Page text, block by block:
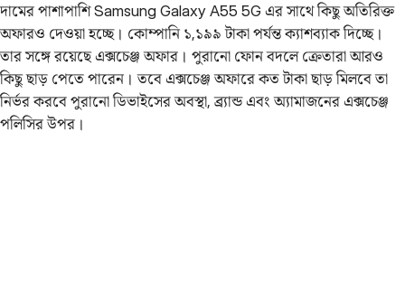
দামের পাশাপাশি Samsung Galaxy A55 5G এর সাথে কিছু অতিরিক্ত
অফারও দেওয়া হচ্ছে। কোম্পানি ১,১৯৯ টাকা পর্যন্ত ক্যাশব্যাক দিচ্ছে।
তার সঙ্গে রয়েছে এক্সচেঞ্জ অফার। পুরানো ফোন বদলে ক্রেতারা আরও
কিছু ছাড় পেতে পারেন। তবে এক্সচেঞ্জ অফারে কত টাকা ছাড় মিলবে তা
নির্ভর করবে পুরানো ডিভাইসের অবস্থা, ব্র্যান্ড এবং অ্যামাজনের এক্সচেঞ্জ
পলিসির উপর।